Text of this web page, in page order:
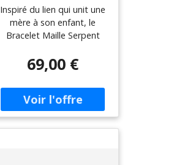
l'Infini Pandora
Moments Aucune
couleur 18 cm
female
Inspiré du lien qui unit une
mère à son enfant, le
Bracelet Maille Serpent
Moments se distingue par
son fermoir en forme de
nœud de l'infini
asymétrique. Deux
filetages surélevés divisent
le bracelet en trois
69,00 €